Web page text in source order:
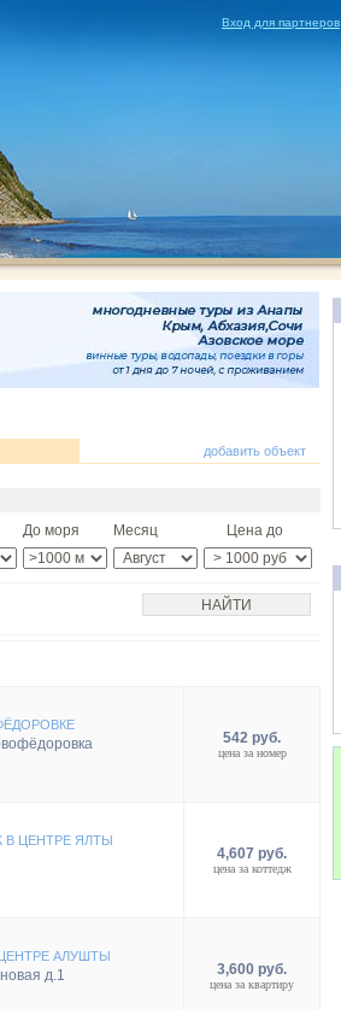
Вход для партнеров
добавить объект
До моря Месяц Цена до
542 руб.
цена за номер
ЦЕНТРЕ ЯЛТЫ
4,607 руб.
цена за коттедж
АЛУШТЫ
д.1
3,600 руб.
цена за квартиру